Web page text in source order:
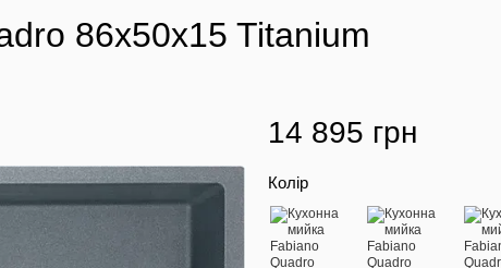
86x50x15 Titanium
14 895 грн
Колір